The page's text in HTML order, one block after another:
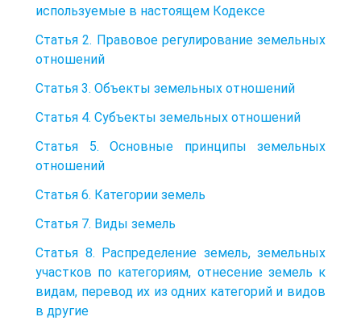
используемые в настоящем Кодексе
Статья 2. Правовое регулирование земельных
отношений
Статья 3. Объекты земельных отношений
Статья 4. Субъекты земельных отношений
Статья 5. Основные принципы земельных
отношений
Статья 6. Категории земель
Статья 7. Виды земель
Статья 8. Распределение земель, земельных
участков по категориям, отнесение земель к
видам, перевод их из одних категорий и видов
в другие